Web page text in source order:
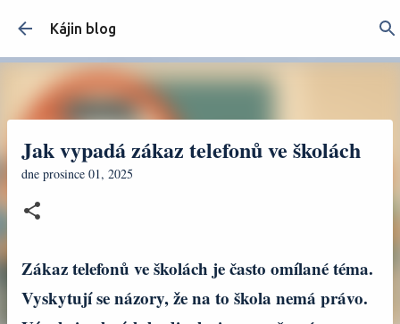
Kájin blog
Jak vypadá zákaz telefonů ve školách
dne prosince 01, 2025
Zákaz telefonů ve školách je často omílané téma.
Vyskytují se názory, že na to škola nemá právo.